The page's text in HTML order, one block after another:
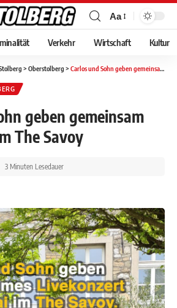
Aa
Verkehr Wirtschaft Kultur
> Oberstolberg > Carlos und Sohn geben gemeinsam Livekonzert im The Savoy
geben gemeinsam
The Savoy
3 Minuten Lesedauer